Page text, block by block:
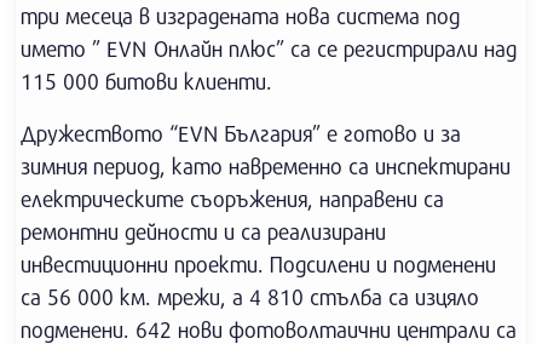
три месеца в изградената нова система под
името ” EVN Онлайн плюс” са се регистрирали над
115 000 битови клиенти.
Дружеството “EVN България” е готово и за
зимния период, като навременно са инспектирани
електрическите съоръжения, направени са
ремонтни дейности и са реализирани
инвестиционни проекти. Подсилени и подменени
са 56 000 км. мрежи, а 4 810 стълба са изцяло
подменени. 642 нови фотоволтаични централи са